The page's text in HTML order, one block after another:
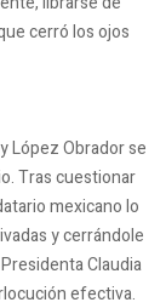
cerró los ojos
López Obrador se
Tras cuestionar
mexicano lo
y cerrándole
Claudia
efectiva.